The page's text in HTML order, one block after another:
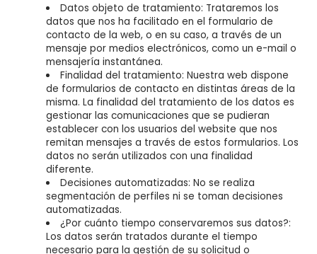
Datos objeto de tratamiento: Trataremos los
datos que nos ha facilitado en el formulario de
contacto de la web, o en su caso, a través de un
mensaje por medios electrónicos, como un e-mail o
mensajería instantánea.
Finalidad del tratamiento: Nuestra web dispone
de formularios de contacto en distintas áreas de la
misma. La finalidad del tratamiento de los datos es
gestionar las comunicaciones que se pudieran
establecer con los usuarios del website que nos
remitan mensajes a través de estos formularios. Los
datos no serán utilizados con una finalidad
diferente.
Decisiones automatizadas: No se realiza
segmentación de perfiles ni se toman decisiones
automatizadas.
¿Por cuánto tiempo conservaremos sus datos?:
Los datos serán tratados durante el tiempo
necesario para la gestión de su solicitud o